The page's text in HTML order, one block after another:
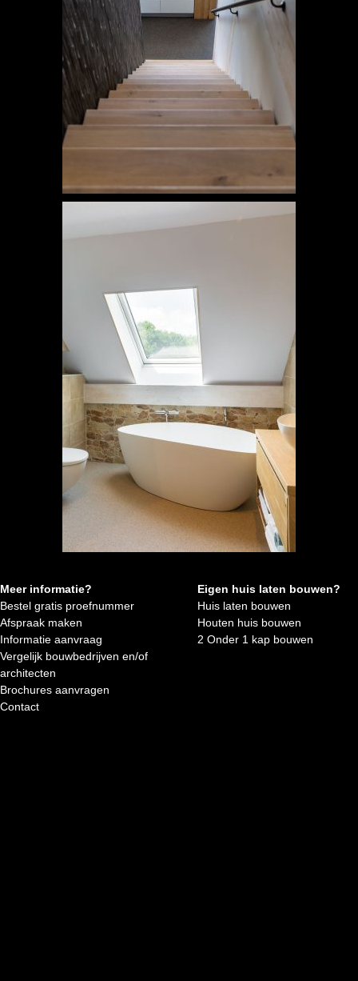
Meer informatie?
Bestel gratis proefnummer
Afspraak maken
Informatie aanvraag
Vergelijk bouwbedrijven en/of
architecten
Brochures aanvragen
Contact
Eigen huis laten bouwen?
Huis laten bouwen
Houten huis bouwen
2 Onder 1 kap bouwen